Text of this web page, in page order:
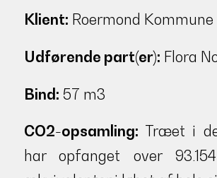
Klient: Roermond Kommune
Udførende part(er): Flora
Bind: 57 m3
CO2-opsamling: Træet i
har opfanget over